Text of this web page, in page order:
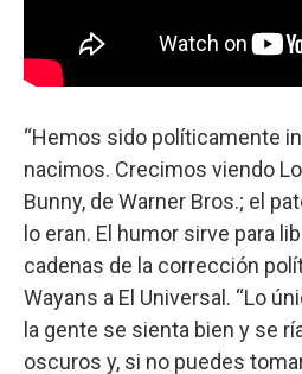
“Hemos sido políticamente
nacimos. Crecimos viendo
Bunny, de Warner Bros.; el
lo eran. El humor sirve para
cadenas de la corrección
Wayans a El Universal. “Lo
la gente se sienta bien y se
oscuros y, si no puedes